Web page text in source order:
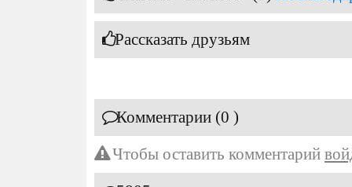
Рассказать друзьям
Комментарии (0 )
Чтобы оставить комментарий